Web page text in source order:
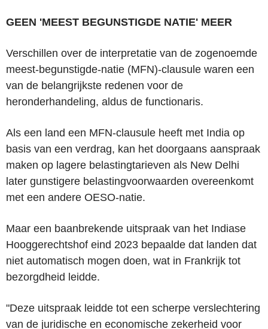
GEEN 'MEEST BEGUNSTIGDE NATIE' MEER
Verschillen over de interpretatie van de zogenoemde
meest-begunstigde-natie (MFN)-clausule waren een
van de belangrijkste redenen voor de
heronderhandeling, aldus de functionaris.
Als een land een MFN-clausule heeft met India op
basis van een verdrag, kan het doorgaans aanspraak
maken op lagere belastingtarieven als New Delhi
later gunstigere belastingvoorwaarden overeenkomt
met een andere OESO-natie.
Maar een baanbrekende uitspraak van het Indiase
Hooggerechtshof eind 2023 bepaalde dat landen dat
niet automatisch mogen doen, wat in Frankrijk tot
bezorgdheid leidde.
"Deze uitspraak leidde tot een scherpe verslechtering
van de juridische en economische zekerheid voor